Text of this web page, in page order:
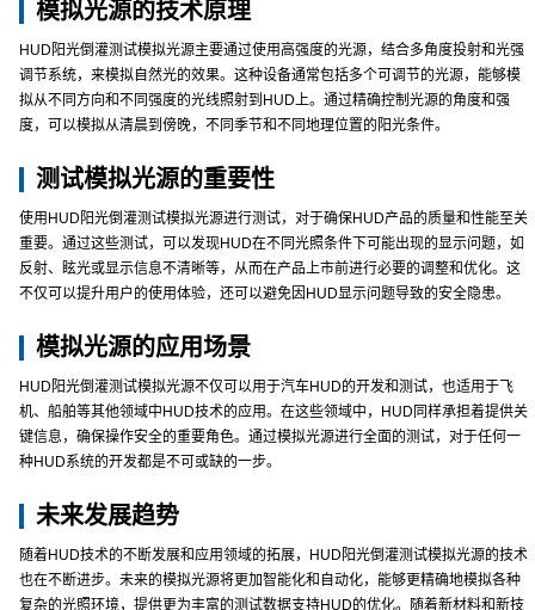
模拟光源的技术原理
HUD阳光倒灌测试模拟光源主要通过使用高强度的光源，结合多角度投射和光强
调节系统，来模拟自然光的效果。这种设备通常包括多个可调节的光源，能够模
拟从不同方向和不同强度的光线照射到HUD上。通过精确控制光源的角度和强
度，可以模拟从清晨到傍晚，不同季节和不同地理位置的阳光条件。
测试模拟光源的重要性
使用HUD阳光倒灌测试模拟光源进行测试，对于确保HUD产品的质量和性能至关
重要。通过这些测试，可以发现HUD在不同光照条件下可能出现的显示问题，如
反射、眩光或显示信息不清晰等，从而在产品上市前进行必要的调整和优化。这
不仅可以提升用户的使用体验，还可以避免因HUD显示问题导致的安全隐患。
模拟光源的应用场景
HUD阳光倒灌测试模拟光源不仅可以用于汽车HUD的开发和测试，也适用于飞
机、船舶等其他领域中HUD技术的应用。在这些领域中，HUD同样承担着提供关
键信息，确保操作安全的重要角色。通过模拟光源进行全面的测试，对于任何一
种HUD系统的开发都是不可或缺的一步。
未来发展趋势
随着HUD技术的不断发展和应用领域的拓展，HUD阳光倒灌测试模拟光源的技术
也在不断进步。未来的模拟光源将更加智能化和自动化，能够更精确地模拟各种
复杂的光照环境，提供更为丰富的测试数据支持HUD的优化。随着新材料和新技